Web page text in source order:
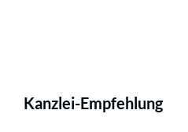
Kanzlei-Empfehlung